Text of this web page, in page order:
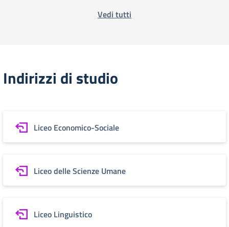
Vedi tutti
Indirizzi di studio
Liceo Economico-Sociale
Liceo delle Scienze Umane
Liceo Linguistico